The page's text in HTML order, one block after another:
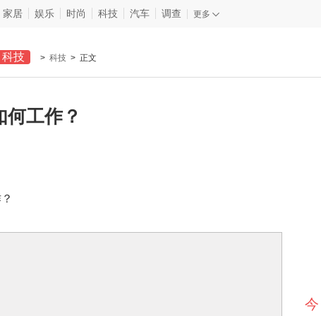
家居 娱乐 时尚 科技 汽车 调查 更多
科技 > 科技 > 正文
工作？